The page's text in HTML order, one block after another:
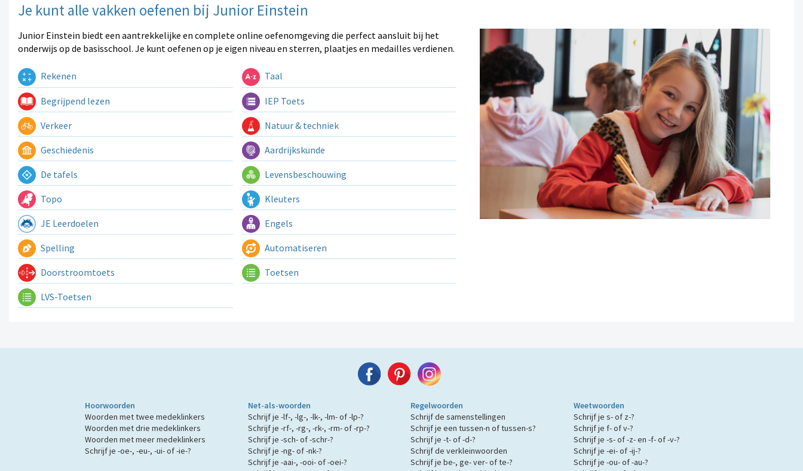
Je kunt alle vakken oefenen bij Junior Einstein
Junior Einstein biedt een aantrekkelijke en complete online oefenomgeving die perfect aansluit bij het
onderwijs op de basisschool. Je kunt oefenen op je eigen niveau en sterren, plaatjes en medailles verdienen.
Rekenen Taal
Begrijpend lezen IEP Toets
Verkeer Natuur & techniek
Geschiedenis Aardrijkskunde
De tafels Levensbeschouwing
Topo Kleuters
JE Leerdoelen Engels
Spelling Automatiseren
Doorstroomtoets Toetsen
LVS-Toetsen
Hoorwoorden
Woorden met twee medeklinkers
Woorden met drie medeklinkers
Woorden met meer medeklinkers
Schrijf je -oe-, -eu-, -ui- of -ie-?
Net-als-woorden
Schrijf je -lf-, -lg-, -lk-, -lm- of -lp-?
Schrijf je -rf-, -rg-, -rk-, -rm- of -rp-?
Schrijf je -sch- of -schr-?
Schrijf je -ng- of -nk-?
Schrijf je -aai-, -ooi- of -oei-?
Regelwoorden
Schrijf de samenstellingen
Schrijf je een tussen-n of tussen-s?
Schrijf je -t- of -d-?
Schrijf de verkleinwoorden
Schrijf je be-, ge- ver- of te-?
Weetwoorden
Schrijf je s- of z-?
Schrijf je f- of v-?
Schrijf je -s- of -z- en -f- of -v-?
Schrijf je -ei- of -ij-?
Schrijf je -ou- of -au-?